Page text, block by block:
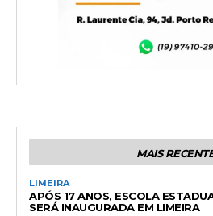
MAIS
LIMEIRA
APÓS 17 ANOS, ESCOLA
SERÁ INAUGURADA EM LIMEIRA